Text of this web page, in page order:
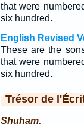
that were
six hundred.
English Revised
These are the
that were
six hundred.
Trésor de
Shuham.